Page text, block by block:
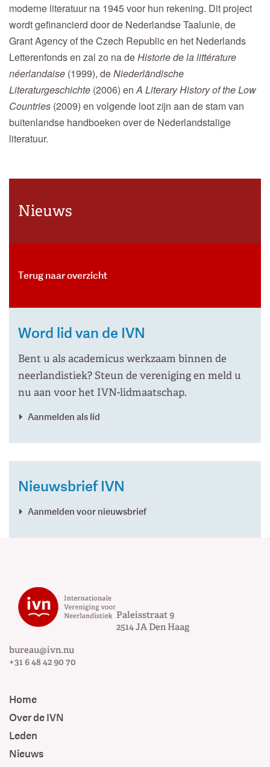
moderne literatuur na 1945 voor hun rekening. Dit project
wordt gefinancierd door de Nederlandse Taalunie, de
Grant Agency of the Czech Republic en het Nederlands
Letterenfonds en zal zo na deHistorie de la littérature
néerlandaise (1999), deNiederländische
Literaturgeschichte (2006) enA Literary History of the Low
Countries (2009) en volgende loot zijn aan de stam van
buitenlandse handboeken over de Nederlandstalige
literatuur.
Nieuws
Terug naar overzicht
Word lid van de IVN
Bent u als academicus werkzaam binnen de
neerlandistiek? Steun de vereniging en meld u
nu aan voor het IVN-lidmaatschap.
Aanmelden als lid
Nieuwsbrief IVN
Aanmelden voor nieuwsbrief
Paleisstraat 9
2514 JA Den Haag
bureau@ivn.nu
+31 6 48 42 90 70
Home
Over de IVN
Leden
Nieuws